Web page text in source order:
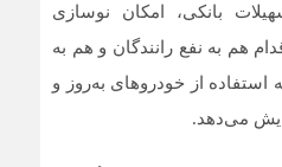
بانکی، امکان نوسازی
هم به نفع رانندگان و هم به
از خودروهای به‌روز و
می‌دهد.